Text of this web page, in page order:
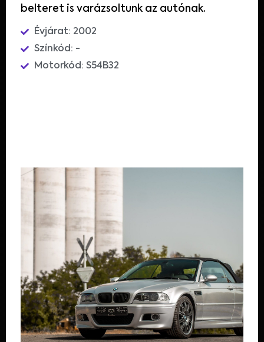
belteret is varázsoltunk az autónak.
Évjárat: 2002
Színkód: -
Motorkód: S54B32